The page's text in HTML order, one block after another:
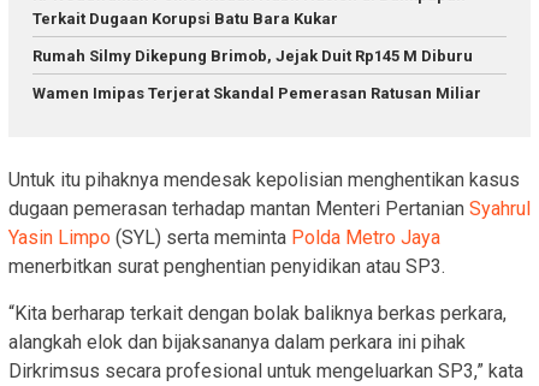
Terkait Dugaan Korupsi Batu Bara Kukar
Rumah Silmy Dikepung Brimob, Jejak Duit Rp145 M Diburu
Wamen Imipas Terjerat Skandal Pemerasan Ratusan Miliar
Untuk itu pihaknya mendesak kepolisian menghentikan kasus
dugaan pemerasan terhadap mantan Menteri Pertanian Syahrul
Yasin Limpo (SYL) serta meminta Polda Metro Jaya
menerbitkan surat penghentian penyidikan atau SP3.
“Kita berharap terkait dengan bolak baliknya berkas perkara,
alangkah elok dan bijaksananya dalam perkara ini pihak
Dirkrimsus secara profesional untuk mengeluarkan SP3,” kata